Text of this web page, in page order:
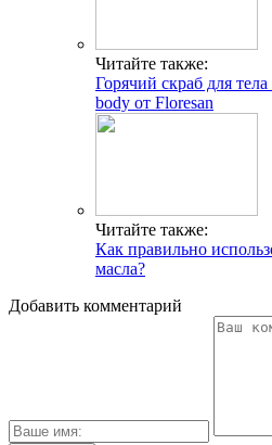
Читайте также:
Горячий скраб для
body от Floresan
Читайте также:
Как правильно
масла?
Добавить комментарий